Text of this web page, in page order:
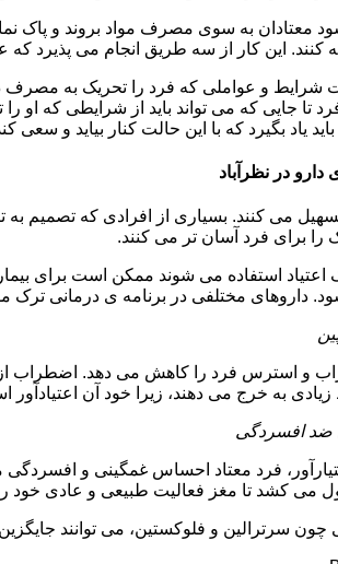
معتادان به سوی مصرف مواد بروند و پاک
کنند. این کار از سه طریق انجام می پذیرد که
و عواملی که فرد را تحریک به مصرف
تا جایی که می تواند باید از شرایطی که
یاد بگیرد که با این حالت کنار بیاید و سعی
دارو در نظرآباد
تسهیل می کنند. بسیاری از افرادی که تصمیم به
برای فرد آسان تر می کنند.
اعتیاد استفاده می شوند ممکن است برای
داروهای مختلفی در برنامه ی درمانی ترک
و استرس فرد را کاهش می دهد. اضطراب از
زیادی به خرج می دهند، زیرا خود آن اعتیادآور
ضد افسردگی
فرد معتاد احساس غمگینی و
می کشد تا مغز فعالیت طبیعی و عادی خود را
سرترالین و فلوکستین، می توانند